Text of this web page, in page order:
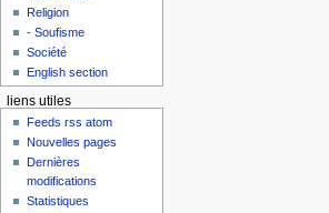
Religion
- Soufisme
Société
English section
liens utiles
Feeds rss atom
Nouvelles pages
Dernières
modifications
Statistiques